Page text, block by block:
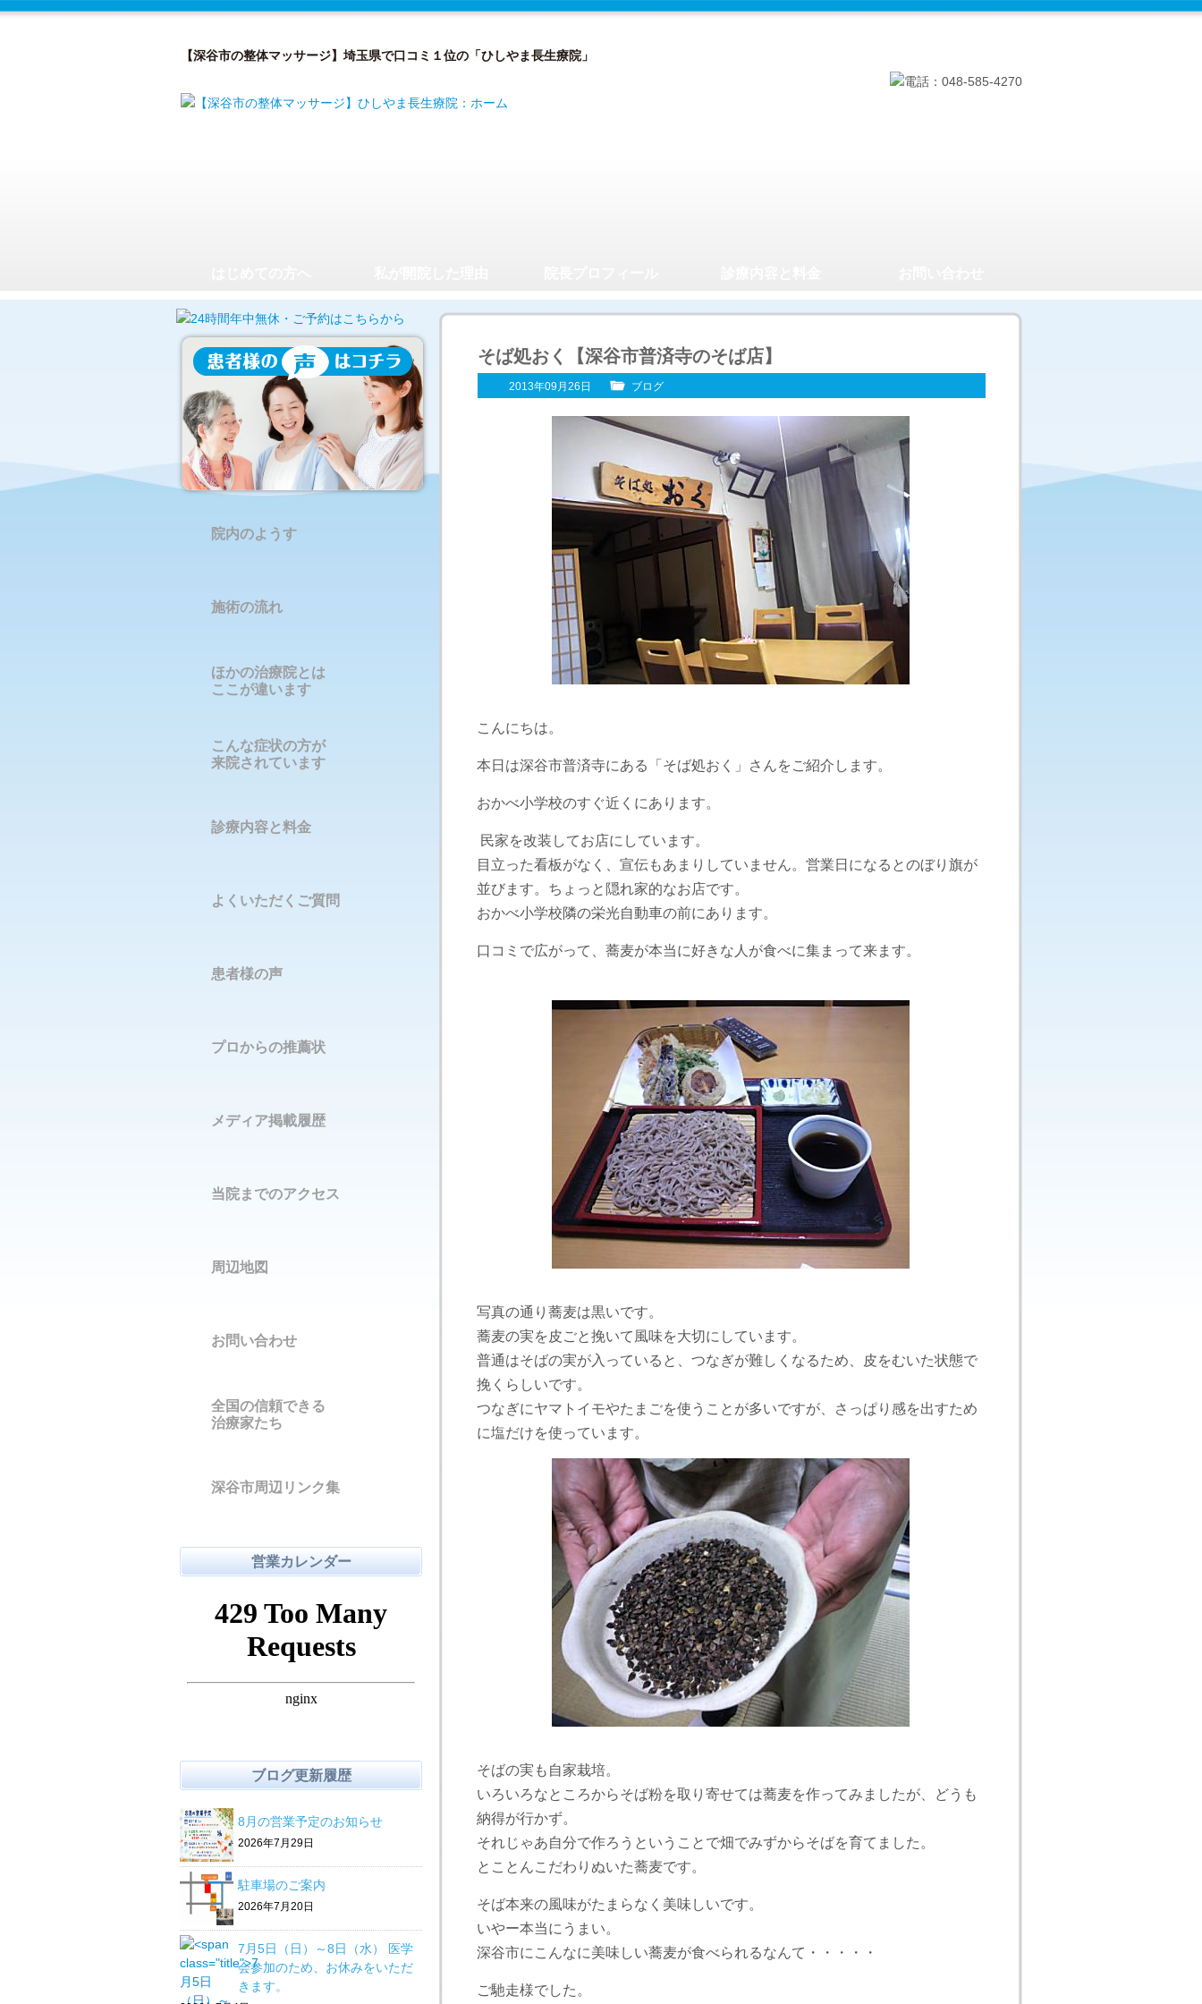
【深谷市の整体マッサージ】埼玉県で口コミ１位の「ひしやま長生療院」
そば処おく【深谷市普済寺のそば店】
2013年09月26日 ブログ
こんにちは。
本日は深谷市普済寺にある「そば処おく」さんをご紹介します。
おかべ小学校のすぐ近くにあります。
民家を改装してお店にしています。
目立った看板がなく、宣伝もあまりしていません。営業日になるとのぼり旗が
並びます。ちょっと隠れ家的なお店です。
おかべ小学校隣の栄光自動車の前にあります。
口コミで広がって、蕎麦が本当に好きな人が食べに集まって来ます。
写真の通り蕎麦は黒いです。
蕎麦の実を皮ごと挽いて風味を大切にしています。
普通はそばの実が入っていると、つなぎが難しくなるため、皮をむいた状態で
挽くらしいです。
つなぎにヤマトイモやたまごを使うことが多いですが、さっぱり感を出すため
に塩だけを使っています。
そばの実も自家栽培。
いろいろなところからそば粉を取り寄せては蕎麦を作ってみましたが、どうも
納得が行かず。
それじゃあ自分で作ろうということで畑でみずからそばを育てました。
とことんこだわりぬいた蕎麦です。
そば本来の風味がたまらなく美味しいです。
いやー本当にうまい。
深谷市にこんなに美味しい蕎麦が食べられるなんて・・・・・
ご馳走様でした。
院内のようす
施術の流れ
ほかの治療院とは
ここが違います
こんな症状の方が
来院されています
診療内容と料金
よくいただくご質問
患者様の声
プロからの推薦状
メディア掲載履歴
当院までのアクセス
周辺地図
お問い合わせ
全国の信頼できる
治療家たち
深谷市周辺リンク集
営業カレンダー
ブログ更新履歴
8月の営業予定のお知らせ
2026年7月29日
駐車場のご案内
2026年7月20日
7月5日（日）～8日（水） 医学
会参加のため、お休みをいただ
きます。